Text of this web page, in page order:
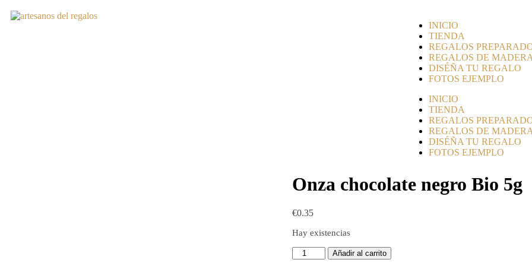
INICIO
TIENDA
REGALOS
REGALOS DE MADERA
DISÉÑA TU REGALO
FOTOS EJEMPLO
INICIO
TIENDA
REGALOS
REGALOS DE MADERA
DISÉÑA TU REGALO
FOTOS EJEMPLO
Onza chocolate negro Bio 5g
€0.35
Hay existencias
Añadir al carrito